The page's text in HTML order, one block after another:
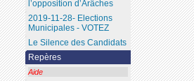
l’opposition d’Arâches
2019-11-28- Elections
Municipales - VOTEZ
Le Silence des Candidats
Repères
Aide